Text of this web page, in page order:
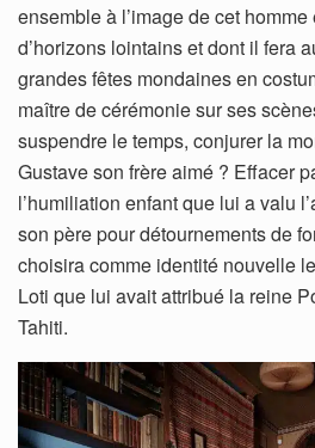
ensemble à l’image de cet
d’horizons lointains et dont il fera
grandes fêtes mondaines en
maître de cérémonie sur ses
suspendre le temps, conjurer la
Gustave son frère aimé ? Effacer
l’humiliation enfant que lui a valu
son père pour détournements de
choisira comme identité nouvelle
Loti que lui avait attribué la reine
Tahiti.